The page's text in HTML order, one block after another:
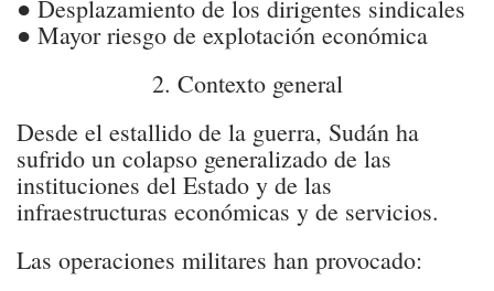
● Desplazamiento de los dirigentes sindicales
● Mayor riesgo de explotación económica
2. Contexto general
Desde el estallido de la guerra, Sudán ha
sufrido un colapso generalizado de las
instituciones del Estado y de las
infraestructuras económicas y de servicios.
Las operaciones militares han provocado: